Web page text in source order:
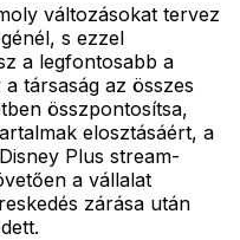
változásokat tervez
s ezzel
a legfontosabb a
társaság az összes
összpontosítsa,
elosztásáért, a
Plus stream-
a vállalat
zárása után